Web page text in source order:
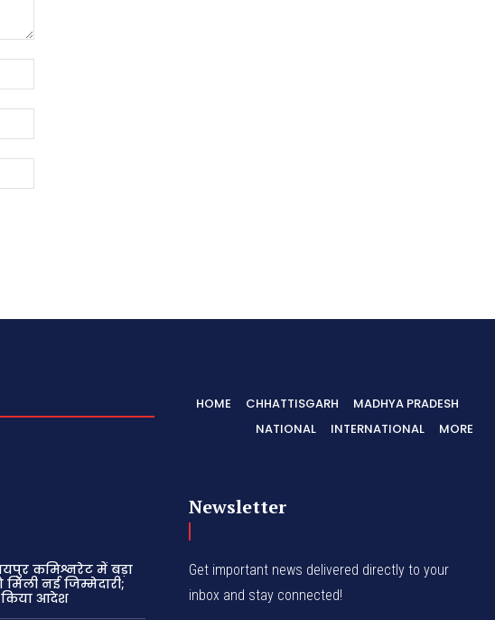
HOME CHHATTISGARH
MADHYA PRADESH
NATIONAL
INTERNATIONAL MORE
कमिश्नरेट में बड़ा
नई जिम्मेदारी;
किया आदेश
Newsletter
Get important news delivered directly to your
inbox and stay connected!